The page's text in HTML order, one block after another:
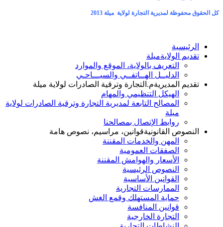
كل الحقوق محفوظة لمديرية التجارة لولاية ميلة 2013
الرئيسية
تقديم الولايةميلة
التعريف بالولاية، الموقع والموارد
الدليــل الهــاتفــي والسيـــاحـي
تقديم المديريةم.التجارة وترقية الصادرات لولاية ميلة
الهيكل التنظيمي والمهام
المصالح التابعة لمديرية التجارة وترقية الصادرات لولاية
ميلة
روابط الإتصال بمصالحنا
النصوص القانونيةقوانين، مراسيم، نصوص هامة
المهن والخدمات المقننة
الصفقات العمومية
الأسعار والهوامش المقننة
النصوص الرئيسية
القوانين الأساسية
الممارسات التجارية
حماية المستهلك وقمع الغش
قوانين المنافسة
التجارة الخارجية